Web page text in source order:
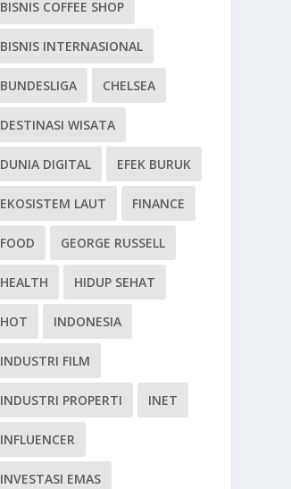
BISNIS COFFEE SHOP
BISNIS INTERNASIONAL
BUNDESLIGA CHELSEA
DESTINASI WISATA
DUNIA DIGITAL EFEK BURUK
EKOSISTEM LAUT FINANCE
FOOD GEORGE RUSSELL
HEALTH HIDUP SEHAT
HOT INDONESIA
INDUSTRI FILM
INDUSTRI PROPERTI INET
INFLUENCER
INVESTASI EMAS